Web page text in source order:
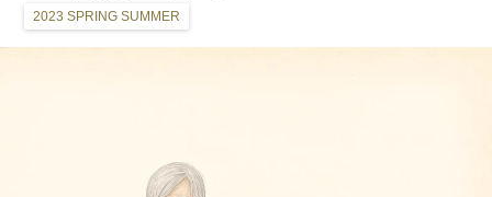
2023 SPRING SUMMER